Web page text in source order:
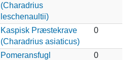
(Charadrius
leschenaultii)
Kaspisk Præstekrave
(Charadrius asiaticus)
0
Pomeransfugl
0